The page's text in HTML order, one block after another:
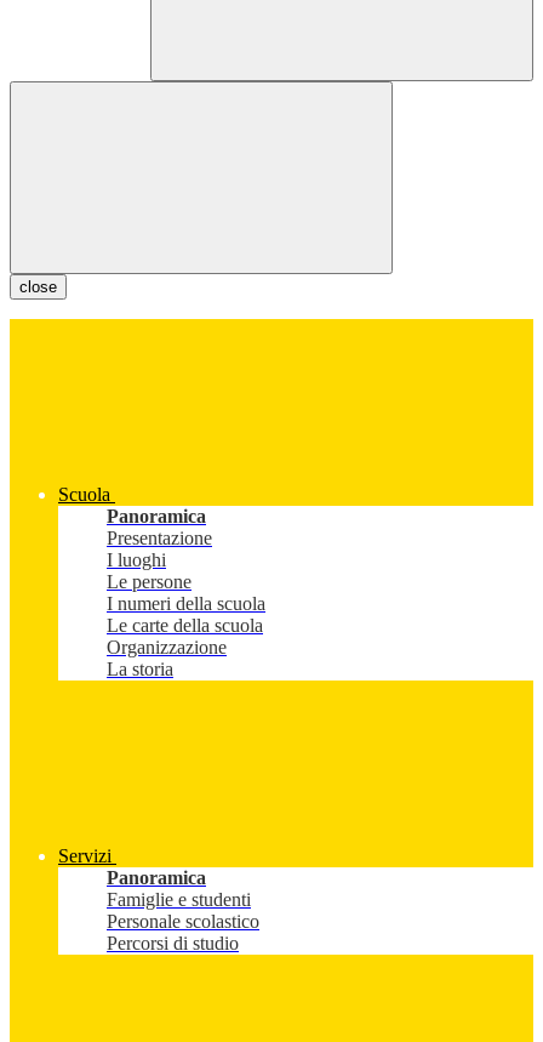
close
Scuola
Panoramica
Presentazione
I luoghi
Le persone
I numeri della scuola
Le carte della scuola
Organizzazione
La storia
Servizi
Panoramica
Famiglie e studenti
Personale scolastico
Percorsi di studio